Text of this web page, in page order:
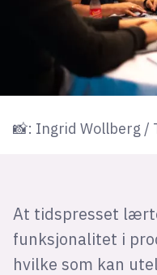
📸: Ingrid Wollberg /
At tidspresset
funksjonalitet i
hvilke som kan